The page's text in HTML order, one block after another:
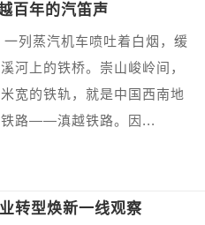
百年的汽笛声
一列蒸汽机车喷吐着白烟，缓
河上的铁桥。崇山峻岭间，
宽的铁轨，就是中国西南地
铁路——滇越铁路。因...
转型焕新一线观察